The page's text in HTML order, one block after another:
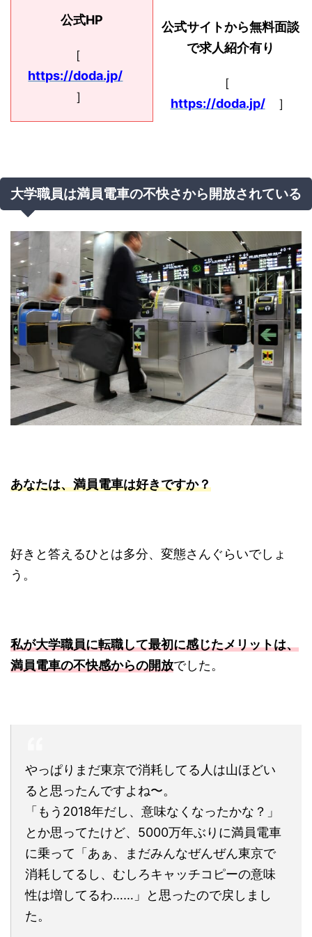
公式HP
［
https://doda.jp/
］
公式サイトから無料面談
で求人紹介有り
［
https://doda.jp/］
大学職員は満員電車の不快さから開放されている
あなたは、満員電車は好きですか？
好きと答えるひとは多分、変態さんぐらいでしょ
う。
私が大学職員に転職して最初に感じたメリットは、
満員電車の不快感からの開放でした。
やっぱりまだ東京で消耗してる人は山ほどい
ると思ったんですよね〜。
「もう2018年だし、意味なくなったかな？」
とか思ってたけど、5000万年ぶりに満員電車
に乗って「あぁ、まだみんなぜんぜん東京で
消耗してるし、むしろキャッチコピーの意味
性は増してるわ……」と思ったので戻しまし
た。